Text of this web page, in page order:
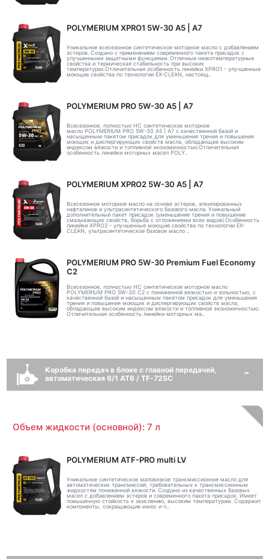
POLYMERIUM XPRO1 5W-30 А5 | А7
Уникальное всесезонное синтетическое моторное масло с добавлением
эстеров. Создано с применением современного пакета присадок с
улучшенными защитными функциями. Отличные низкотемпературные
свойства и термическая стабильность при высоких
температурах.Отличительная особенность линейки XPRO1 - улучшенные
моющие свойства по технологии EX-CLEAN, настоящ..
POLYMERIUM PRO 5W-30 A5 | А7
Всесезонное, полностью HC синтетическое моторное
масло POLYMERIUM PRO 5W-30 A5 | А7 с качественной базой и
насыщенным пакетом присадок для уменьшения трения и повышения
моющих и диспергирующих свойств масла, обладающее высоким
индексом вязкости и топливной экономичностью.Отличительная
особенность линейки моторных масел POLY..
POLYMERIUM XPRO2 5W-30 А5 | А7
Всесезонное моторное масло на основе эстеров, алкилированных
нафталинов и ультрасинтетического базового масла. Уникальный
дополнительный пакет присадок (уменьшение трения и повышение
смазывающих свойств, борьба с отложениями всех видов).Особенность
линейки XPRO2 - улучшенные моющие свойства по технологии EX-
CLEAN, ультрасинтетическое базовое масло ..
POLYMERIUM PRO 5W-30 Premium Fuel Economy
С2
Всесезонное, полностью HC синтетическое моторное масло
POLYMERIUM PRO 5W-30 C2 с пониженной вязкостью и зольностью, с
качественной базой и насыщенным пакетом присадок для уменьшения
трения и повышения моющих и диспергирующих свойств масла,
обладающее высоким индексом вязкости и топливной экономичностью.
Отличительная особенность линейки моторных ма..
Коробка передач в блоке с главной передачей,
автоматическая 6/1 AT6 / TF-72SC
Объем жидкости (основной): 7 л
POLYMERIUM ATF-PRO multi LV
Уникальное синтетическое маловязкое трансмиссионное масло для
автоматических трансмиссий, требовательных к трансмиссионным
жидкостям пониженной вязкости. Создано из качественных базовых
масел с добавлением эстеров и современного пакета присадок. Имеет
повышенную стойкость к окислению, высоким температурам. Содержит
компоненты, сокращающие износ и п..